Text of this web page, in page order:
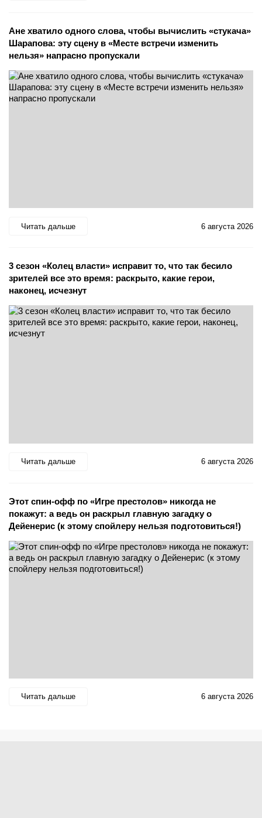
Ане хватило одного слова, чтобы вычислить «стукача»
Шарапова: эту сцену в «Месте встречи изменить
нельзя» напрасно пропускали
Читать дальше 6 августа 2026
3 сезон «Колец власти» исправит то, что так бесило
зрителей все это время: раскрыто, какие герои,
наконец, исчезнут
Читать дальше 6 августа 2026
Этот спин-офф по «Игре престолов» никогда не
покажут: а ведь он раскрыл главную загадку о
Дейенерис (к этому спойлеру нельзя подготовиться!)
Читать дальше 6 августа 2026